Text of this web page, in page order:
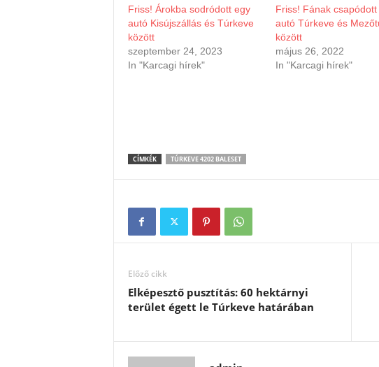
Friss! Árokba sodródott egy
autó Kisújszállás és Túrkeve
között
szeptember 24, 2023
In "Karcagi hírek"
Friss! Fának csapódott
autó Túrkeve és
között
május 26, 2022
In "Karcagi hírek"
CÍMKÉK TÚRKEVE 4202 BALESET
Előző cikk
Elképesztő pusztítás: 60 hektárnyi
terület égett le Túrkeve határában